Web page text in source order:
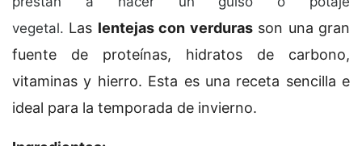
vegetal. Las lentejas con verdurasson una gran
fuente de proteínas, hidratos de carbono,
vitaminas y hierro. Esta es una receta sencilla e
ideal para la temporada de invierno.